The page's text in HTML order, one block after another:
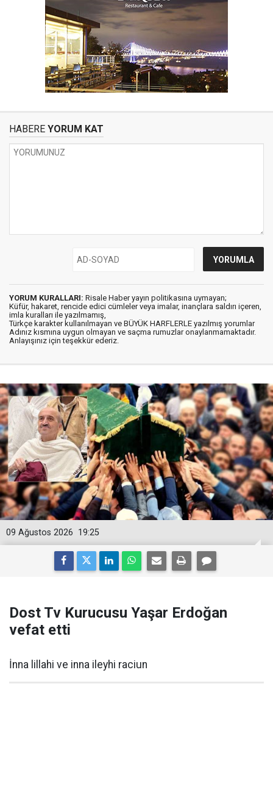
HABERE YORUM KAT
YORUM KURALLARI: Risale Haber yayın politikasına uymayan;
Küfür, hakaret, rencide edici cümleler veya imalar, inançlara saldırı içeren,
imla kuralları ile yazılmamış,
Türkçe karakter kullanılmayan ve BÜYÜK HARFLERLE yazılmış yorumlar
Adınız kısmına uygun olmayan ve saçma rumuzlar onaylanmamaktadır.
Anlayışınız için teşekkür ederiz.
19:25
09 Ağustos 2026
Dost Tv Kurucusu Yaşar Erdoğan
vefat etti
İnna lillahi ve inna ileyhi raciun